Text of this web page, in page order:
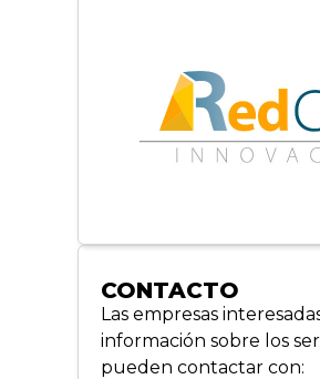
CONTACTO
Las empresas
información sobre los
pueden contactar con: